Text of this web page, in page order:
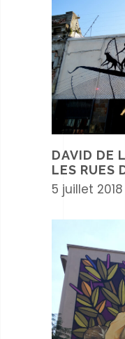
DAVID DE
LES RUES
5 juillet 2018